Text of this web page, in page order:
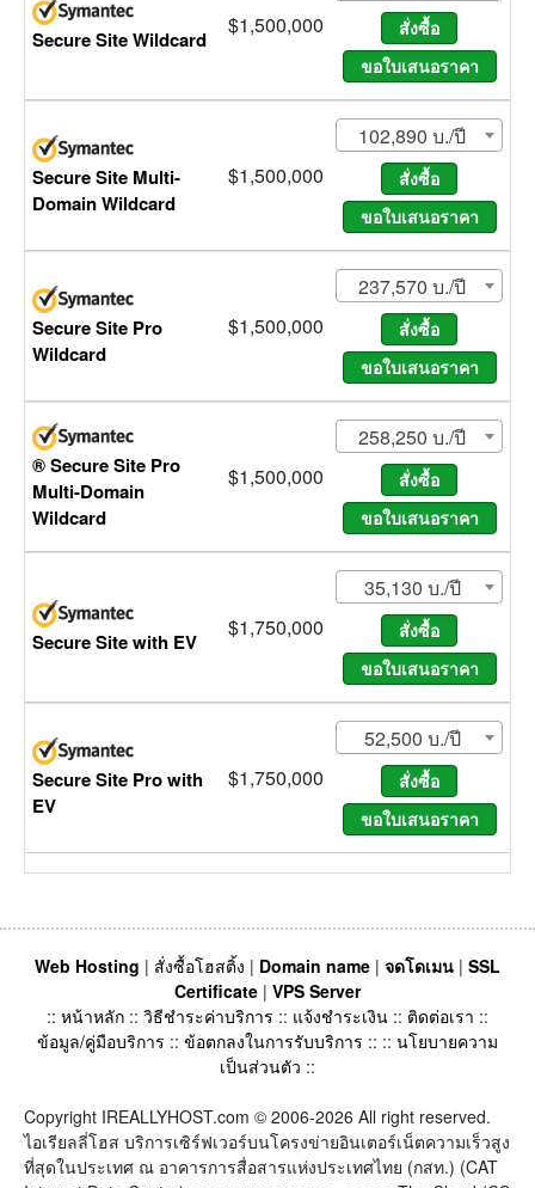
Secure Site Wildcard
$1,500,000
Secure Site Multi-
Domain Wildcard
$1,500,000
102,890 บ./ปี
Secure Site Pro
Wildcard
$1,500,000
237,570 บ./ปี
® Secure Site Pro
Multi-Domain
Wildcard
$1,500,000
258,250 บ./ปี
Secure Site with EV
$1,750,000
35,130 บ./ปี
Secure Site Pro with
EV
$1,750,000
52,500 บ./ปี
Web Hosting | สั่งซื้อโฮสติ้ง | Domain name | จดโดเมน | SSL
Certificate | VPS Server
:: หน้าหลัก :: วิธีชำระค่าบริการ :: แจ้งชำระเงิน :: ติดต่อเรา ::
ข้อมูล/คู่มือบริการ :: ข้อตกลงในการรับบริการ :: :: นโยบายความ
เป็นส่วนตัว ::
Copyright IREALLYHOST.com © 2006-2026 All right reserved.
ไอเรียลลี่โฮส บริการเซิร์ฟเวอร์บนโครงข่ายอินเตอร์เน็ตความเร็วสูง
ที่สุดในประเทศ ณ อาคารการสื่อสารแห่งประเทศไทย (กสท.) (CAT